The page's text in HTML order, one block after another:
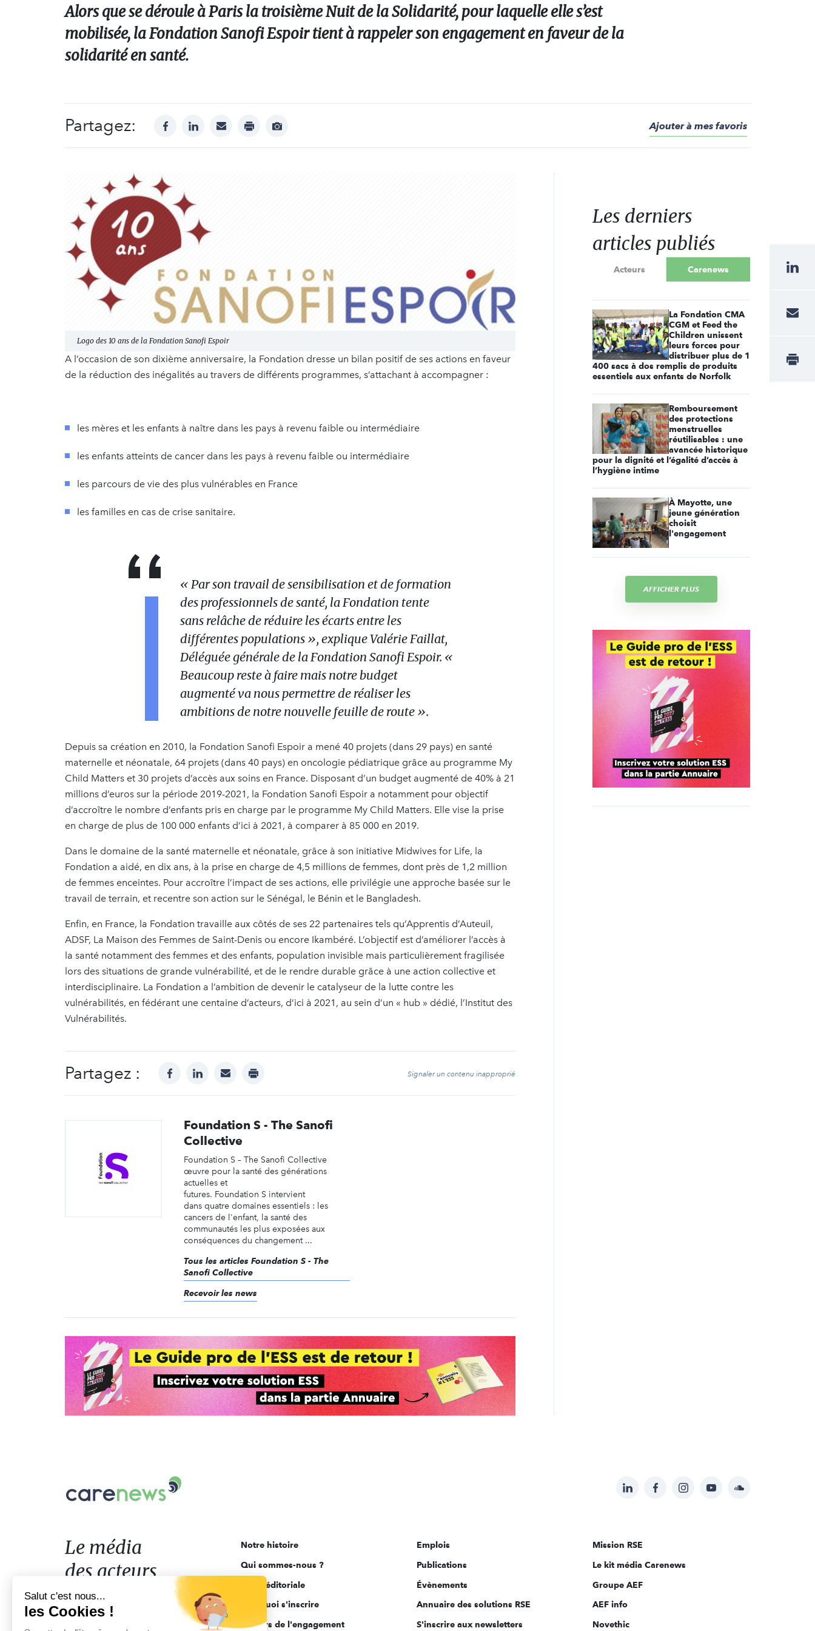
Alors que se déroule à Paris la troisième Nuit de la Solidarité, pour laquelle elle s’est
mobilisée, la Fondation Sanofi Espoir tient à rappeler son engagement en faveur de la
solidarité en santé.
Partagez: facebooklinkedinmail print
Afficher
Ajouter à mes favoris
Logo des 10 ans de la Fondation Sanofi Espoir
A l’occasion de son dixième anniversaire, la Fondation dresse un bilan positif de ses actions en faveur
de la réduction des inégalités au travers de différents programmes, s’attachant à accompagner :
les mères et les enfants à naître dans les pays à revenu faible ou intermédiaire
les enfants atteints de cancer dans les pays à revenu faible ou intermédiaire
les parcours de vie des plus vulnérables en France
les familles en cas de crise sanitaire.
« Par son travail de sensibilisation et de formation
des professionnels de santé, la Fondation tente
sans relâche de réduire les écarts entre les
différentes populations », explique Valérie Faillat,
Déléguée générale de la Fondation Sanofi Espoir. «
Beaucoup reste à faire mais notre budget
augmenté va nous permettre de réaliser les
ambitions de notre nouvelle feuille de route ».
Depuis sa création en 2010, la Fondation Sanofi Espoir a mené 40 projets (dans 29 pays) en santé
maternelle et néonatale, 64 projets (dans 40 pays) en oncologie pédiatrique grâce au programme My
Child Matters et 30 projets d’accès aux soins en France. Disposant d’un budget augmenté de 40% à 21
millions d’euros sur la période 2019-2021, la Fondation Sanofi Espoir a notamment pour objectif
d’accroître le nombre d’enfants pris en charge par le programme My Child Matters. Elle vise la prise
en charge de plus de 100 000 enfants d’ici à 2021, à comparer à 85 000 en 2019.
Dans le domaine de la santé maternelle et néonatale, grâce à son initiative Midwives for Life, la
Fondation a aidé, en dix ans, à la prise en charge de 4,5 millions de femmes, dont près de 1,2 million
de femmes enceintes. Pour accroître l’impact de ses actions, elle privilégie une approche basée sur le
travail de terrain, et recentre son action sur le Sénégal, le Bénin et le Bangladesh.
Enfin, en France, la Fondation travaille aux côtés de ses 22 partenaires tels qu’Apprentis d’Auteuil,
ADSF, La Maison des Femmes de Saint-Denis ou encore Ikambéré. L’objectif est d’améliorer l’accès à
la santé notamment des femmes et des enfants, population invisible mais particulièrement fragilisée
lors des situations de grande vulnérabilité, et de le rendre durable grâce à une action collective et
interdisciplinaire. La Fondation a l’ambition de devenir le catalyseur de la lutte contre les
vulnérabilités, en fédérant une centaine d’acteurs, d’ici à 2021, au sein d’un « hub » dédié, l’Institut des
Vulnérabilités.
Partagez : facebooklinkedinmail print Signaler un contenu inapproprié
Foundation S - The Sanofi
Collective
Foundation S – The Sanofi Collective
œuvre pour la santé des générations
actuelles et
futures. Foundation S intervient
dans quatre domaines essentiels : les
cancers de l'enfant, la santé des
communautés les plus exposées aux
conséquences du changement ...
Tous les articles Foundation S - The
Sanofi Collective
Recevoir les news
Les derniers
articles publiés
Acteurs Carenews
La Fondation CMA
CGM et Feed the
Children unissent
leurs forces pour
distribuer plus de 1
400 sacs à dos remplis de produits
essentiels aux enfants de Norfolk
Remboursement
des protections
menstruelles
réutilisables : une
avancée historique
pour la dignité et l’égalité d’accès à
l’hygiène intime
À Mayotte, une
jeune génération
choisit
l'engagement
AFFICHER PLUS
Suivez-
sur:
LinkedInFacebookInstagramYouTubeSoundcloud
Le
acteurs
de
l'engagement
Le média
des acteurs
de l'engagement
Notre histoire
Qui sommes-nous ?
Ligne éditoriale
Pourquoi s'inscrire
Acteurs de l'engagement
Emplois
Publications
Évènements
Annuaire des solutions RSE
S'inscrire aux newsletters
Mission RSE
Le kit média Carenews
Groupe AEF
AEF info
Novethic
Salut c'est nous...
les Cookies !